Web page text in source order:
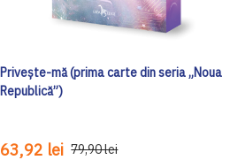
Privește-mă (prima carte din seria „Noua
Republică”)
63,92 lei 79,90 lei